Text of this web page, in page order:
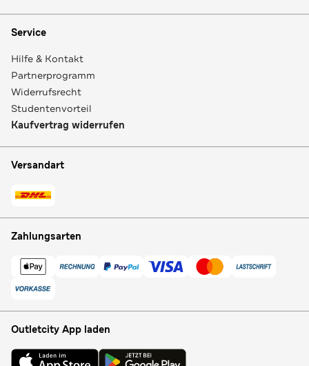
Service
Hilfe & Kontakt
Partnerprogramm
Widerrufsrecht
Studentenvorteil
Kaufvertrag widerrufen
Versandart
Zahlungsarten
Outletcity App laden